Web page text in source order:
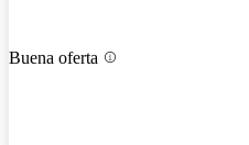
Buena oferta